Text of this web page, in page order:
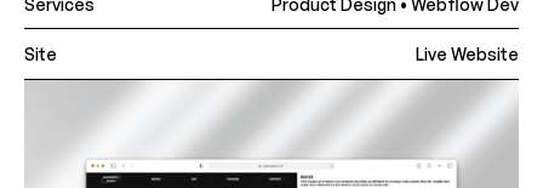
Services Product Design • Webflow Dev
Site Live Website